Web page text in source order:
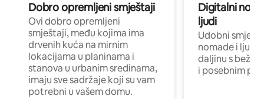
Dobro opremljeni smještaji
Ovi dobro opremljeni
smještaji, među kojima ima
drvenih kuća na mirnim
lokacijama u planinama i
stanova u urbanim sredinama,
imaju sve sadržaje koji su vam
potrebni u vašem domu.
Digitalni
ljudi
Udobni
nomade i ljude
daljinu s
i posebnim